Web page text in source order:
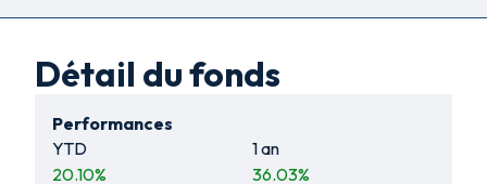
Détail du fonds
Performances
YTD
20.10%
1 an
36.03%